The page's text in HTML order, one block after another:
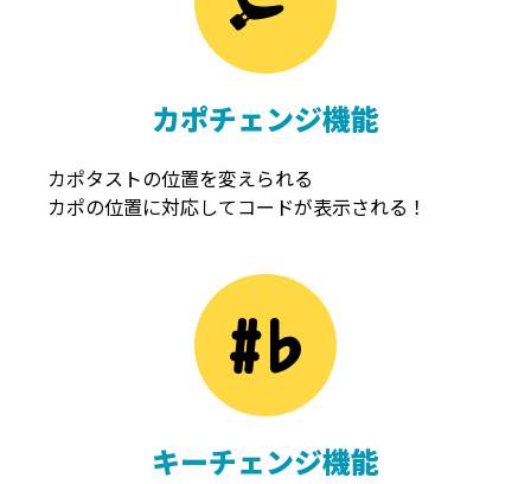
カポチェンジ機能
カポタストの位置を変えられる
カポの位置に対応してコードが表示される！
キーチェンジ機能